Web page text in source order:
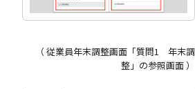
（ 従業員年末調整画面「質問1 年末調
整」の参照画面 ）